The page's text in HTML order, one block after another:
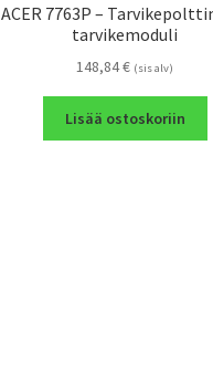
ACER 7763P –
tarvikemoduli
148,84€ (sis alv)
Lisää ostoskoriin